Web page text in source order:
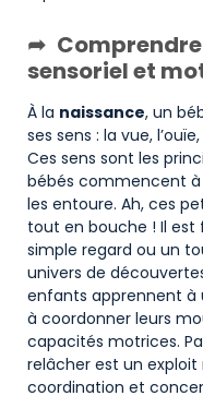
sensoriel et
À la naissance, un
ses sens : la vue,
Ces sens sont les
bébés commencent
les entoure. Ah, ces
tout en bouche ! Il
simple regard ou un
univers de
enfants apprennent à
à coordonner leurs
capacités motrices.
relâcher est un
coordination et